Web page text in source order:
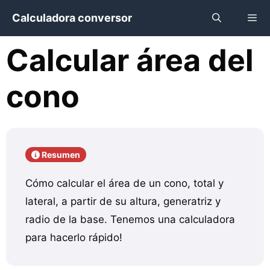
contenido
Calculadora conversor
Menú
Calcular área del
cono
Resumen
Cómo calcular el área de un cono, total y
lateral, a partir de su altura, generatriz y
radio de la base. Tenemos una calculadora
para hacerlo rápido!